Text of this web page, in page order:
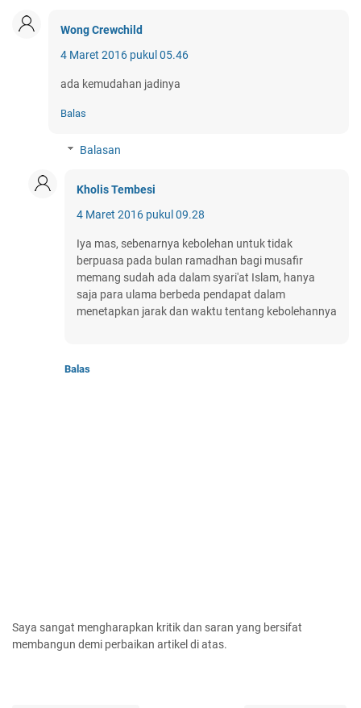
Wong Crewchild
4 Maret 2016 pukul 05.46
ada kemudahan jadinya
Balas
Balasan
Kholis Tembesi
4 Maret 2016 pukul 09.28
Iya mas, sebenarnya kebolehan untuk tidak
berpuasa pada bulan ramadhan bagi musafir
memang sudah ada dalam syari'at Islam, hanya
saja para ulama berbeda pendapat dalam
menetapkan jarak dan waktu tentang kebolehannya
Balas
Saya sangat mengharapkan kritik dan saran yang bersifat
membangun demi perbaikan artikel di atas.